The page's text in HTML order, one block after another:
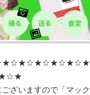
ざいますので「マック